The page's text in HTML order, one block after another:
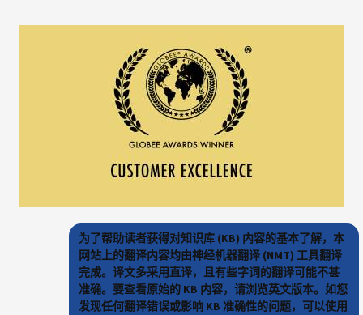
为了帮助读者获得对知识库 (KB) 内容的基本了解，本
网站上的翻译内容均由神经机器翻译 (NMT) 工具翻译
完成。译文多采用直译，且有些字词的翻译可能不甚
准确。要查看原始的 KB 内容，请浏览英文版本。如您
发现任何翻译错误或影响 KB 准确性的问题，可以使用